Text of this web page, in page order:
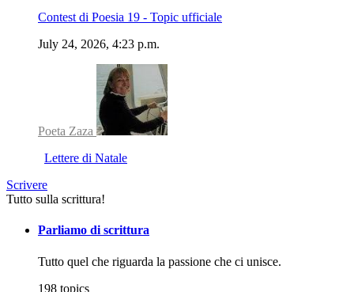
Contest di Poesia 19 - Topic ufficiale
July 24, 2026, 4:23 p.m.
Poeta Zaza
Lettere di Natale
Scrivere
Tutto sulla scrittura!
Parliamo di scrittura
Tutto quel che riguarda la passione che ci unisce.
198 topics